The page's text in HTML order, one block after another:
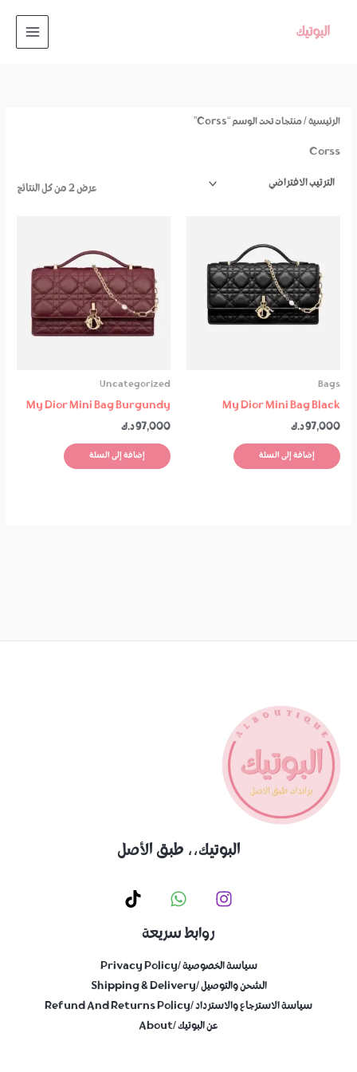
الرئيسية / منتجات تحت الوسم “corss”
Corss
عرض ⁦2⁩ من كل النتائج
Bags
My Dior Mini Bag Black
97,000د.ك
إضافة إلى السلة
Uncategorized
My Dior Mini Bag Burgundy
97,000د.ك
إضافة إلى السلة
البوتيك،، طبق الأصل
روابط سريعة
سياسة الخصوصية /Privacy Policy
الشحن والتوصيل /shipping & Delivery
سياسة الاسترجاع والاسترداد /Refund And Returns Policy
عن البوتيك /About